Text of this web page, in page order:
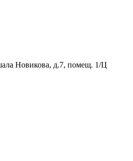
Новикова, д.7, помещ. 1/Ц